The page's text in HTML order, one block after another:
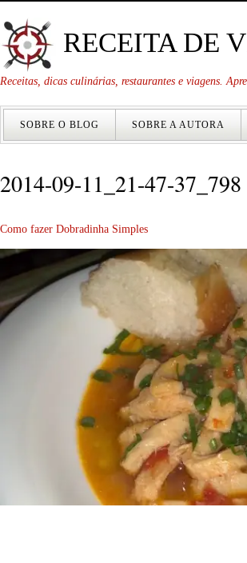
RECEITA DE
Receitas, dicas culinárias, restaurantes e viagens.
SOBRE O BLOG SOBRE A AUTORA
2014-09-11_21-47-37_798
Como fazer Dobradinha Simples